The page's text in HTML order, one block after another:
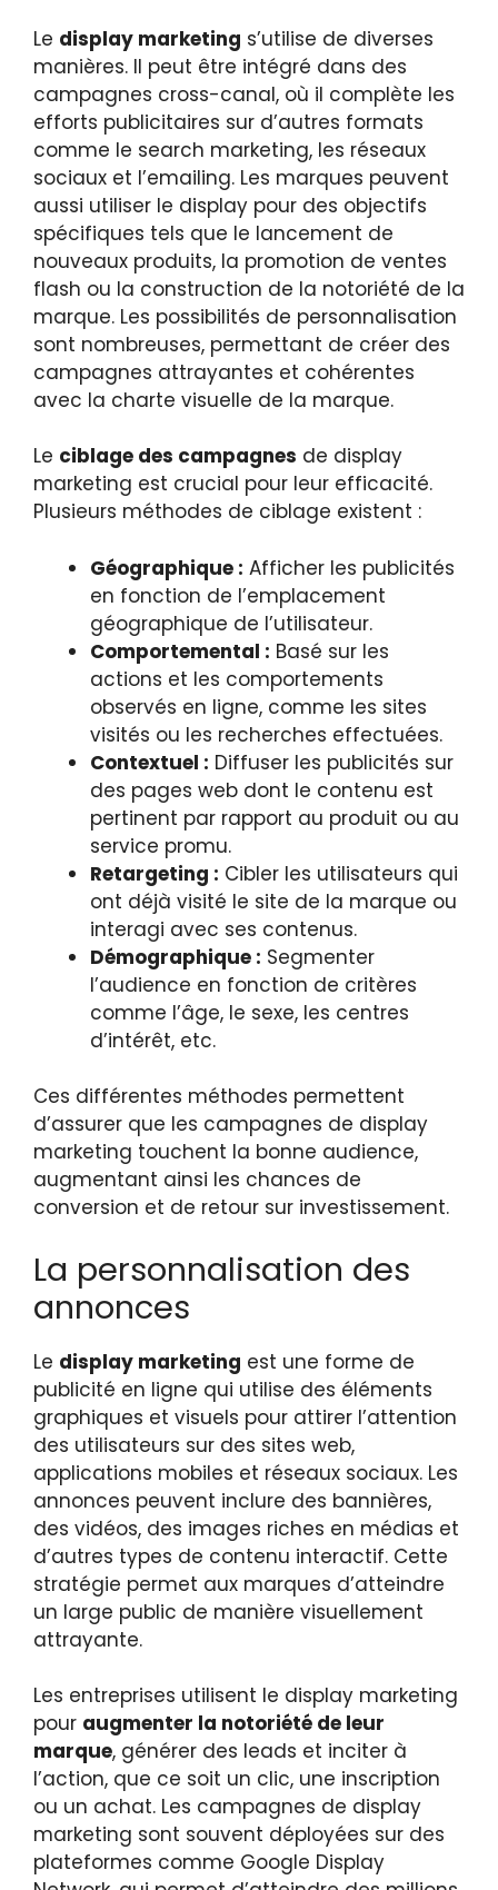
Le display marketing s’utilise de diverses
manières. Il peut être intégré dans des
campagnes cross-canal, où il complète les
efforts publicitaires sur d’autres formats
comme le search marketing, les réseaux
sociaux et l’emailing. Les marques peuvent
aussi utiliser le display pour des objectifs
spécifiques tels que le lancement de
nouveaux produits, la promotion de ventes
flash ou la construction de la notoriété de la
marque. Les possibilités de personnalisation
sont nombreuses, permettant de créer des
campagnes attrayantes et cohérentes
avec la charte visuelle de la marque.
Le ciblage des campagnes de display
marketing est crucial pour leur efficacité.
Plusieurs méthodes de ciblage existent :
Géographique : Afficher les publicités
en fonction de l’emplacement
géographique de l’utilisateur.
Comportemental : Basé sur les
actions et les comportements
observés en ligne, comme les sites
visités ou les recherches effectuées.
Contextuel : Diffuser les publicités sur
des pages web dont le contenu est
pertinent par rapport au produit ou au
service promu.
Retargeting : Cibler les utilisateurs qui
ont déjà visité le site de la marque ou
interagi avec ses contenus.
Démographique : Segmenter
l’audience en fonction de critères
comme l’âge, le sexe, les centres
d’intérêt, etc.
Ces différentes méthodes permettent
d’assurer que les campagnes de display
marketing touchent la bonne audience,
augmentant ainsi les chances de
conversion et de retour sur investissement.
La personnalisation des
annonces
Le display marketing est une forme de
publicité en ligne qui utilise des éléments
graphiques et visuels pour attirer l’attention
des utilisateurs sur des sites web,
applications mobiles et réseaux sociaux. Les
annonces peuvent inclure des bannières,
des vidéos, des images riches en médias et
d’autres types de contenu interactif. Cette
stratégie permet aux marques d’atteindre
un large public de manière visuellement
attrayante.
Les entreprises utilisent le display marketing
pour augmenter la notoriété de leur
marque, générer des leads et inciter à
l’action, que ce soit un clic, une inscription
ou un achat. Les campagnes de display
marketing sont souvent déployées sur des
plateformes comme Google Display